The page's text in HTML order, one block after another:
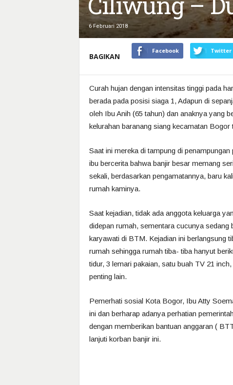
6 Februari 2018
BAGIKAN
Facebook Twitter
Curah hujan dengan intensitas tinggi pada
berada pada posisi siaga 1, Adapun di
oleh Ibu Anih (65 tahun) dan anaknya yang
kelurahan baranang siang kecamatan Bogor
Saat ini mereka di tampung di
ibu bercerita bahwa banjir besar memang
sekali, berdasarkan pengamatannya, baru
rumah kaminya.
Saat kejadian, tidak ada anggota keluarga
didepan rumah, sementara cucunya sedang
karyawati di BTM. Kejadian ini berlangsung
rumah sehingga rumah tiba- tiba hanyut
tidur, 3 lemari pakaian, satu buah TV 21
penting lain.
Pemerhati sosial Kota Bogor, Ibu Atty
ini dan berharap adanya perhatian
dengan memberikan bantuan anggaran (
lanjuti korban banjir ini.